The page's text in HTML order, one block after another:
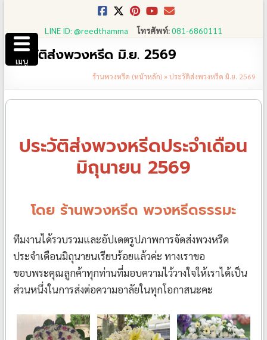
content
LINE ID: @reedthamma โทรศัพท์:081-6860111
ประวัติส่งพวงหรีด มิ.ย. 2569
ร้านพวงหรีด (หน้าหลัก)»ประวัติส่งพวงหรีด มิ.ย. 2569
ประวัติส่งพวงหรีดประจำเดือน
มิถุนายน 2569
โดย ร้านพวงหรีด พวงหรีดธรรมะ
ทีมงานได้รวบรวมและอัปเดตรูปภาพการจัดส่งพวงหรีด
ประจำเดือนมิถุนายนเรียบร้อยแล้วค่ะ ทางเราขอ
ขอบพระคุณลูกค้าทุกท่านที่มอบความไว้วางใจให้เราได้เป็น
ส่วนหนึ่งในการส่งต่อความอาลัยในทุกโอกาสนะคะ
เมนู